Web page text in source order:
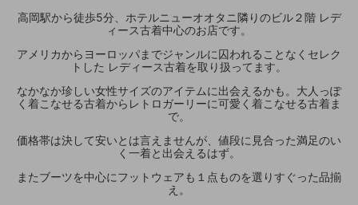
高岡駅から徒歩5分、ホテルニューオオタニ隣りのビル２階 レデ
ィース古着中心のお店です。
アメリカからヨーロッパまでジャンルに囚われることなくセレク
トした レディース古着を取り扱ってます。
なかなか珍しい女性サイズのアイテムに出会えるかも。大人っぽ
く着こなせる古着からレトロガーリーに可愛く着こなせる古着ま
で。
価格帯は決して安いとは言えませんが、値段に見合った満足のい
く一着と出会えるはず。
またブーツを中心にフットウェアも１点ものを選りすぐった品揃
え。